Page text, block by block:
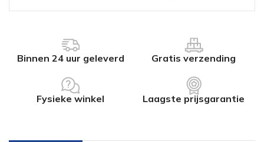
Binnen 24 uur geleverd Gratis verzending
Fysieke winkel Laagste prijsgarantie